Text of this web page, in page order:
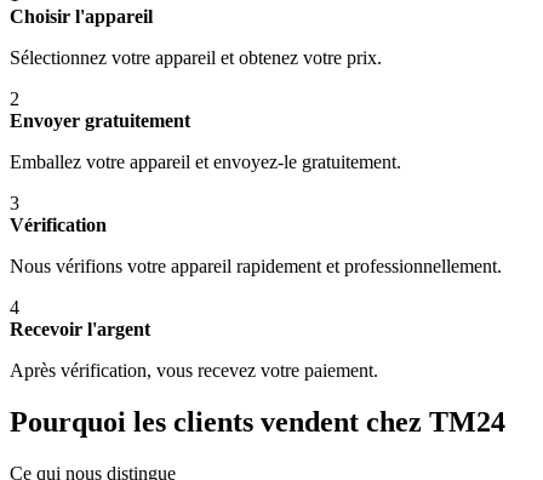
Choisir l'appareil
Sélectionnez votre appareil et obtenez votre prix.
2
Envoyer gratuitement
Emballez votre appareil et envoyez-le gratuitement.
3
Vérification
Nous vérifions votre appareil rapidement et professionnellement.
4
Recevoir l'argent
Après vérification, vous recevez votre paiement.
Pourquoi les clients vendent chez TM24
Ce qui nous distingue